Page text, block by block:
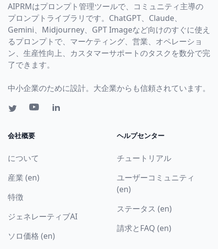
AIPRMはプロンプト管理ツールで、コミュニティ主導の
プロンプトライブラリです。ChatGPT、Claude、
Gemini、Midjourney、GPT Imageなど向けのすぐに使え
るプロンプトで、マーケティング、営業、オペレーショ
ン、生産性向上、カスタマーサポートのタスクを数分で完
了できます。
中小企業のために設計。大企業からも信頼されています。
会社概要
について
産業 (en)
特徴
ジェネレーティブAI
ソロ価格 (en)
ヘルプセンター
チュートリアル
ユーザーコミュニティ
(en)
ステータス (en)
請求とFAQ (en)